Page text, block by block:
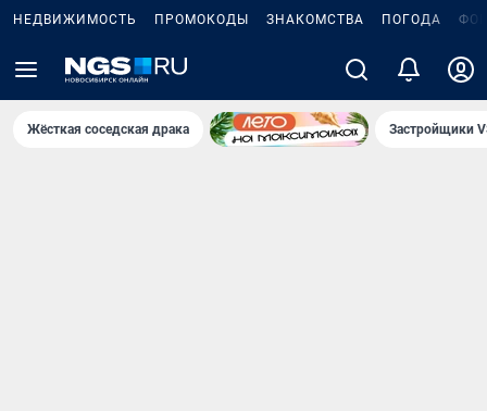
НЕДВИЖИМОСТЬ ПРОМОКОДЫ ЗНАКОМСТВА ПОГОДА
Жёсткая соседская драка Застройщики